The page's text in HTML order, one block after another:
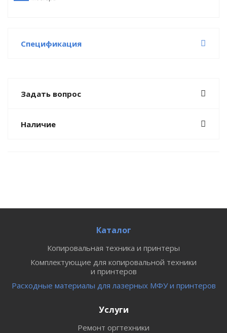
Спецификация
Задать вопрос
Наличие
Каталог
Копировальная техника и принтеры
Комплектующие для копировальной техники
и принтеров
Расходные материалы для лазерных МФУ и принтеров
Услуги
Ремонт оргтехники